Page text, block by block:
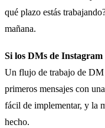
qué plazo estás
mañana.
Si los DMs de Instagram
Un flujo de trabajo de DM
primeros mensajes con
fácil de implementar, y la
hecho.